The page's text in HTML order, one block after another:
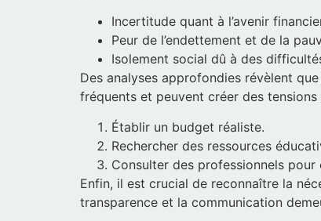
Incertitude quant à l’avenir
Peur de l’endettement et de la
Isolement social dû à des
Des analyses approfondies révèlent
fréquents et peuvent créer des tensions
Établir un budget réaliste.
Rechercher des ressources
Consulter des professionnels
Enfin, il est crucial de reconnaître la
transparence et la communication